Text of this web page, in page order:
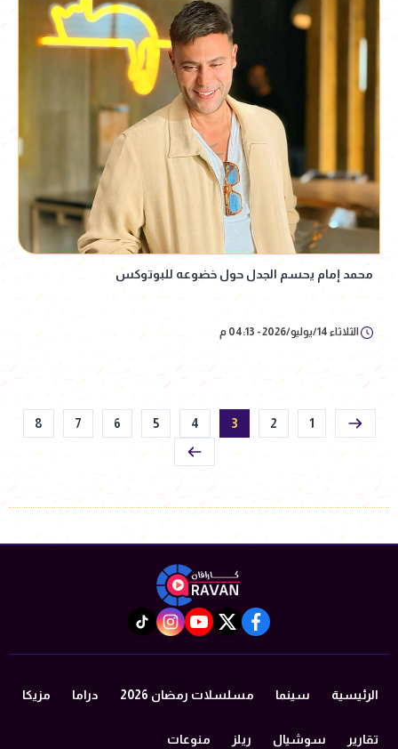
محمد إمام يحسم الجدل حول خضوعه للبوتوكس
الثلاثاء 14/يوليو/2026 - 04:13 م
1
2
3
4
5
6
7
8
facebook
twitter
youtube
instagram
tiktok
الرئيسية سينما مسلسلات رمضان 2026 دراما مزيكا
تقارير سوشيال ريلز منوعات